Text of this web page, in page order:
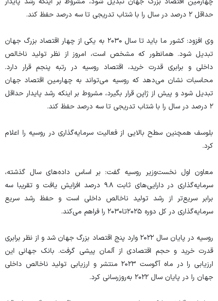
حداقل ۲ درصد در سال را با شتاب تدریجی تا سه درصد حفظ کند.
وی افزود: کشور ما باید تا سال ۲۰۳۰ به یکی از چهار اقتصاد بزرگ جهان
تبدیل شود. همانطور که مشخص است، امروز از نظر تولید ناخالص
داخلی و برابری قدرت خرید، اقتصاد روسیه در رتبه پنجم قرار دارد.
محاسبات نشان می‌دهد که روسیه می‌تواند به چهارمین اقتصاد جهان
تبدیل شود و پیش از ژاپن قرار بگیرد، مشروط بر اینکه رشد پایدار حداقل
۲ درصد در سال را با شتاب تدریجی تا سه درصد حفظ کند.
بلوسف همچنین سطح بالایی از فعالیت سرمایه‌گذاری در روسیه را اعلام
کرد.
معاون اول نخست‌وزیر روسیه گفت: بر اساس داده‌های سال گذشته،
سرمایه‌گذاری در دارایی‌های ثابت ۹.۸ درصد افزایش یافت و تقریبا سه
برابر سریع‌تر از رشد تولید ناخالص داخلی است و حفظ رشد سریع
سرمایه‌گذاری در کل دوره ۲۰۲۵تا۲۰۳۰ را فراهم می‌کند.
روسیه در پایان سال ۲۰۲۲ وارد پنج اقتصاد بزرگ جهان شد و از نظر برابری
قدرت خرید و حجم اقتصادی از آلمان پیشی گرفت. بانک جهانی این
ارزیابی را در ماه آگوست ۲۰۲۳ منتشر و ارزیابی تولید ناخالص داخلی
جهان را در پایان سال ۲۰۲۲ به‌روزرسانی کرد.